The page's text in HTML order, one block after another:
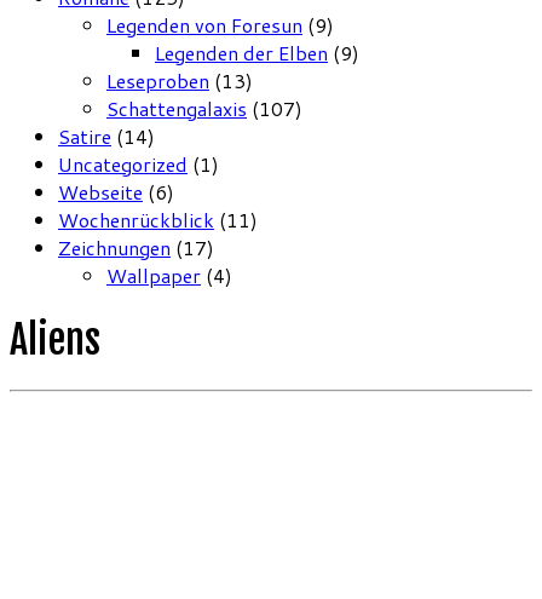
Legenden von Foresun (9)
Legenden der Elben (9)
Leseproben (13)
Schattengalaxis (107)
Satire (14)
Uncategorized (1)
Webseite (6)
Wochenrückblick (11)
Zeichnungen (17)
Wallpaper (4)
Aliens